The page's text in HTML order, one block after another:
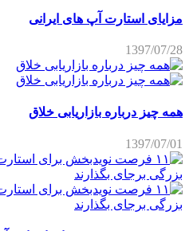
مزایای استارت آپ های ایرانی
1397/07/28
همه چیز درباره بازاریابی خلاق
1397/07/01